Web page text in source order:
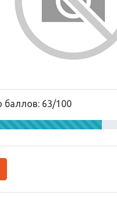
баллов: 63/100